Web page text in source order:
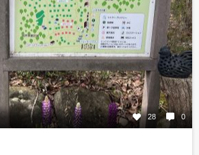
28 0